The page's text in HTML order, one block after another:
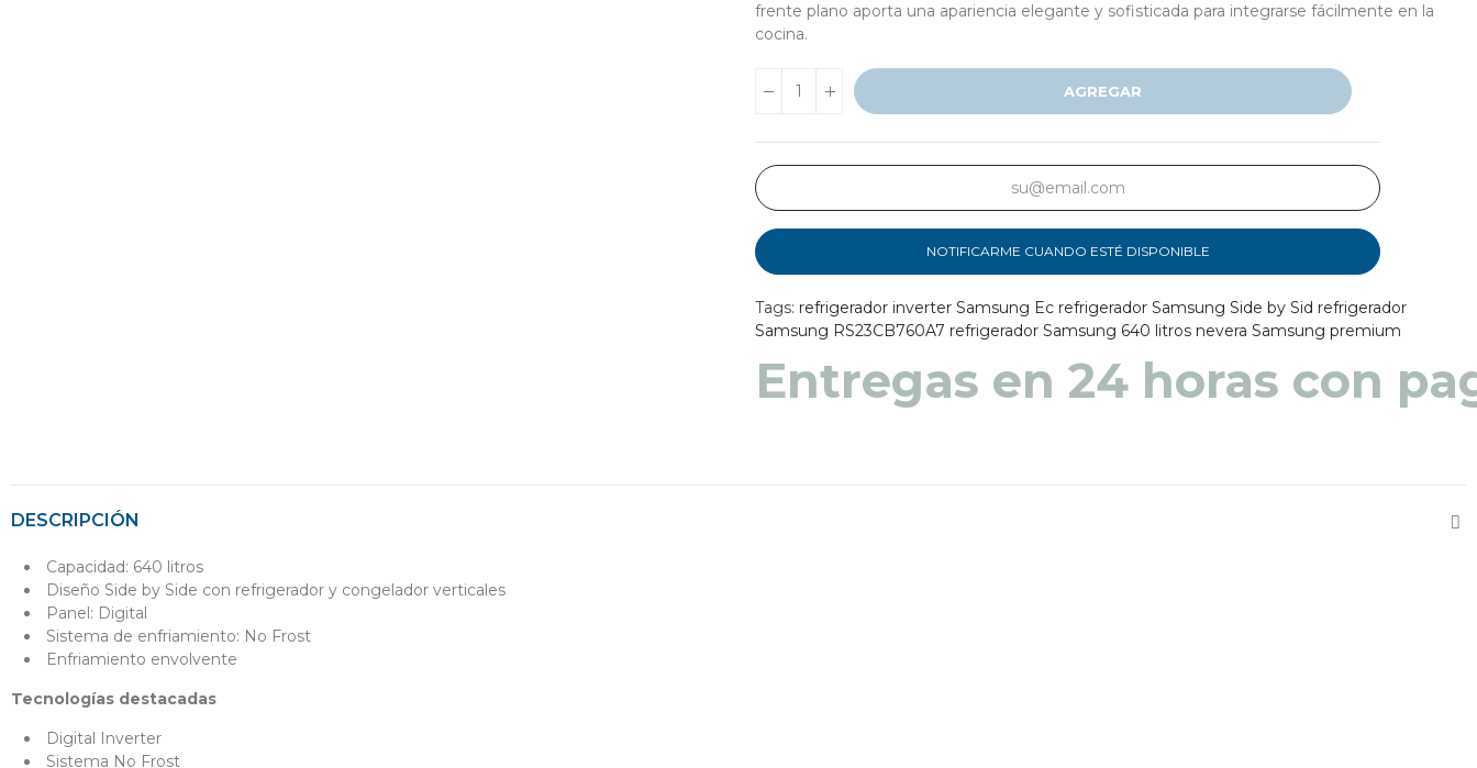
frente plano aporta una apariencia elegante y sofisticada para integrarse fácilmente en la
cocina.
AGREGAR
NOTIFICARME CUANDO ESTÉ DISPONIBLE
Tags: refrigerador inverter Samsung Ec refrigerador Samsung Side by Sid refrigerador
Samsung RS23CB760A7 refrigerador Samsung 640 litros nevera Samsung premium
Entregas en 48 a 72 horas
DESCRIPCIÓN
Capacidad: 640 litros
Diseño Side by Side con refrigerador y congelador verticales
Panel: Digital
Sistema de enfriamiento: No Frost
Enfriamiento envolvente
Tecnologías destacadas
Digital Inverter
Sistema No Frost